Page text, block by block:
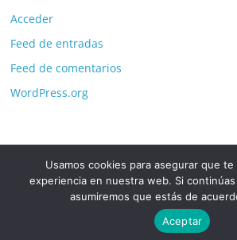
Acceder
Feed de entradas
Feed de comentarios
WordPress.org
Copyright © 2026 . All rights
ColorMag Pro by ThemeGrill.
Usamos cookies para asegurar que te
experiencia en nuestra web. Si
asumiremos que estás de
Aceptar